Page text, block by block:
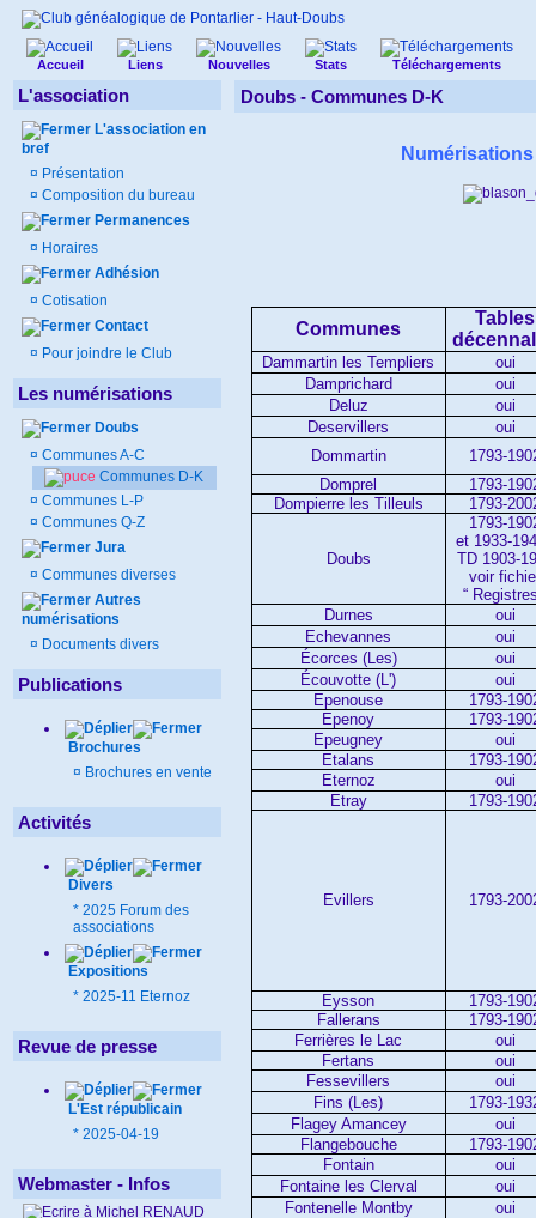
Accueil Liens Nouvelles Stats Téléchargements
L'association
L'association en
bref
¤ Présentation
¤ Composition du bureau
Permanences
¤ Horaires
Adhésion
¤ Cotisation
Contact
¤ Pour joindre le Club
Les numérisations
Doubs
¤ Communes A-C
Communes D-K
¤ Communes L-P
¤ Communes Q-Z
Jura
¤ Communes diverses
Autres
numérisations
¤ Documents divers
Publications
Brochures
¤ Brochures en vente
Activités
Divers
* 2025 Forum des
associations
Expositions
* 2025-11 Eternoz
Revue de presse
L'Est républicain
* 2025-04-19
Webmaster - Infos
Doubs - Communes D-K
Communes
Tables
Dammartin les Templiers
oui
Damprichard
oui
Deluz
oui
Deservillers
oui
Dommartin
1793-
Domprel
1793-
Dompierre les Tilleuls
1793-
Doubs
1793-
et 1933-
TD 1903-
voir
“
Durnes
oui
Echevannes
oui
Écorces (Les)
oui
Écouvotte (L')
oui
Epenouse
1793-
Epenoy
1793-
Epeugney
oui
Etalans
1793-
Eternoz
oui
Etray
1793-
Evillers 1793-
Eysson
1793-
Fallerans
1793-
Ferrières le Lac
oui
Fertans
oui
Fessevillers
oui
Fins (Les)
1793-
Flagey Amancey
oui
Flangebouche
1793-
Fontain
oui
Fontaine les Clerval
oui
Fontenelle Montby
oui